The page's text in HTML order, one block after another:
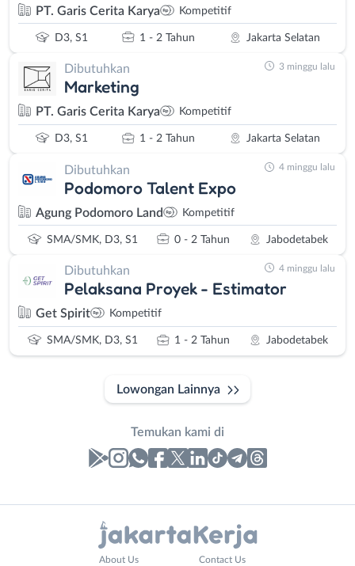
PT. Garis Cerita Karya Kompetitif
D3, S1 1 - 2 Tahun Jakarta Selatan
Dibutuhkan
Marketing
PT. Garis Cerita Karya Kompetitif
D3, S1 1 - 2 Tahun Jakarta Selatan
3 minggu lalu
Dibutuhkan
Podomoro Talent Expo
Agung Podomoro Land Kompetitif
SMA/SMK, D3, S1 0 - 2 Tahun Jabodetabek
4 minggu lalu
Dibutuhkan
Pelaksana Proyek - Estimator
Get Spirit Kompetitif
SMA/SMK, D3, S1 1 - 2 Tahun Jabodetabek
4 minggu lalu
Lowongan Lainnya
Temukan kami di
About Us Contact Us